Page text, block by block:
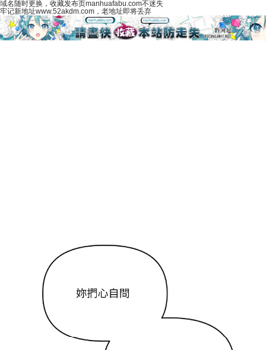
域名随时更换，收藏发布页manhuafabu.com不迷失
牢记新地址www.52akdm.com，老地址即将丢弃